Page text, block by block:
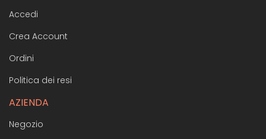
Accedi
Crea Account
Ordini
Politica dei resi
AZIENDA
Negozio